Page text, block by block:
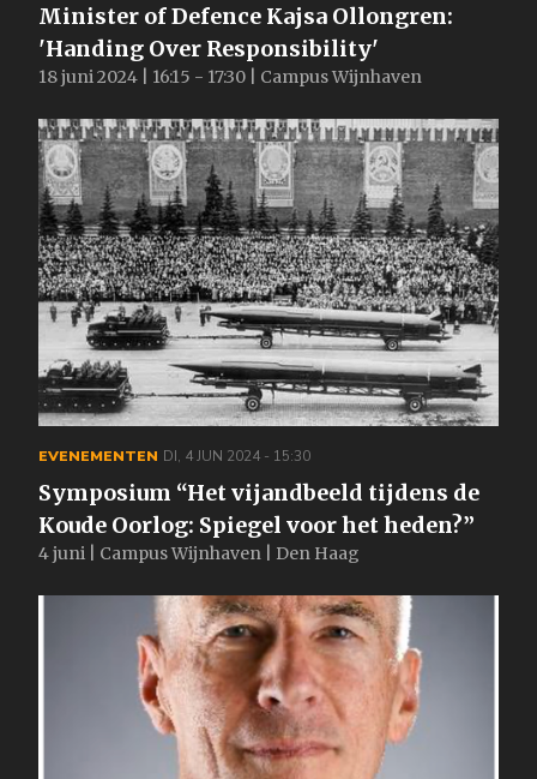
Minister of Defence Kajsa Ollongren:
'Handing Over Responsibility'
18 juni 2024 | 16:15 - 17:30 | Campus Wijnhaven
EVENEMENTEN DI, 4 JUN 2024 - 15:30
Symposium “Het vijandbeeld tijdens de
Koude Oorlog: Spiegel voor het heden?”
4 juni | Campus Wijnhaven | Den Haag